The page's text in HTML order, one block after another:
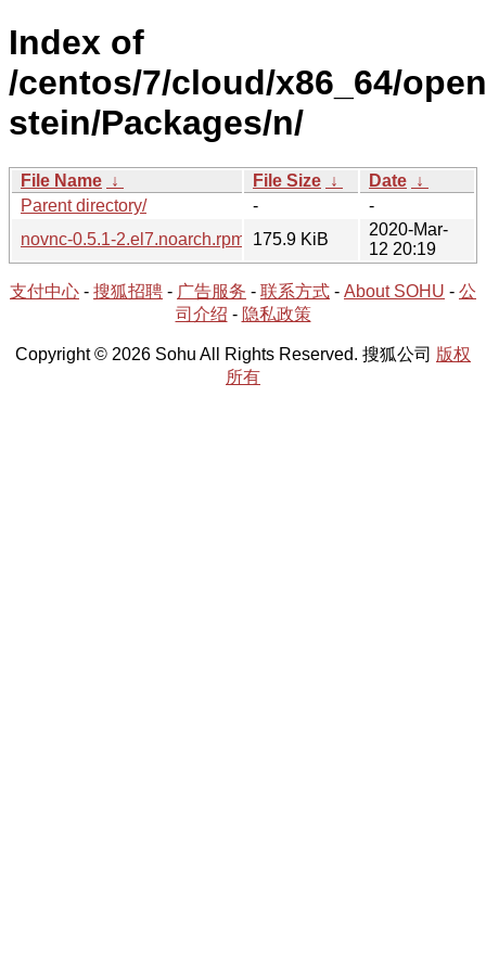
Index of
/centos/7/cloud/x86_64/
stein/Packages/n/
File Name ↓ File Size ↓ Date ↓
Parent directory/
-
-
novnc-0.5.1-2.el7.noarch.rpm
175.9 KiB
2020-Mar-
12 20:19
支付中心 - 搜狐招聘 - 广告服务 - 联系方式 - About SOHU - 公
司介绍 - 隐私政策
Copyright © 2026 Sohu All Rights Reserved. 搜狐公司 版权
所有